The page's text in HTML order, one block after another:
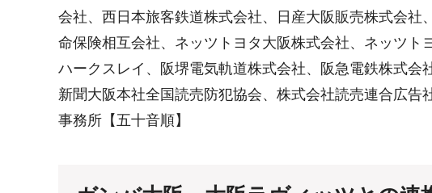
会社、西日本旅客鉄道株式会社、日産大阪販売株式会
命保険相互会社、ネッツトヨタ大阪株式会社、ネッツ
ハークスレイ、阪堺電気軌道株式会社、阪急電鉄株式
新聞大阪本社全国読売防犯協会、株式会社読売連合広
事務所【五十音順】